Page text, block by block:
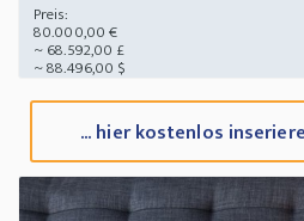
Preis:
80.000,00 €
~ 68.592,00 £
~ 88.496,00 $
... hier kostenlos